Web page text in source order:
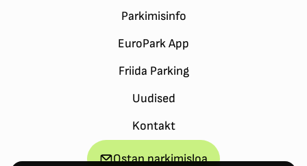
Parkimisinfo
EuroPark App
Friida Parking
Uudised
Kontakt
Ostan parkimisloa